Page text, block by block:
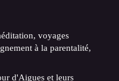
voyages
à la parentalité,
d'Aigues et leurs